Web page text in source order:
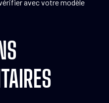
avec votre modèle